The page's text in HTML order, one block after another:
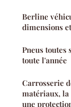
Berline
dimensions
Pneus
toute l'année
Carrosserie
matériaux,
une